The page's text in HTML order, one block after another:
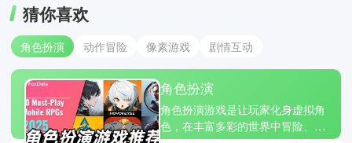
猜你喜欢
角色扮演 动作冒险 像素游戏 剧情互动
角色扮演
角色扮演游戏是让玩家化身虚拟角
色，在丰富多彩的世界中冒险、成